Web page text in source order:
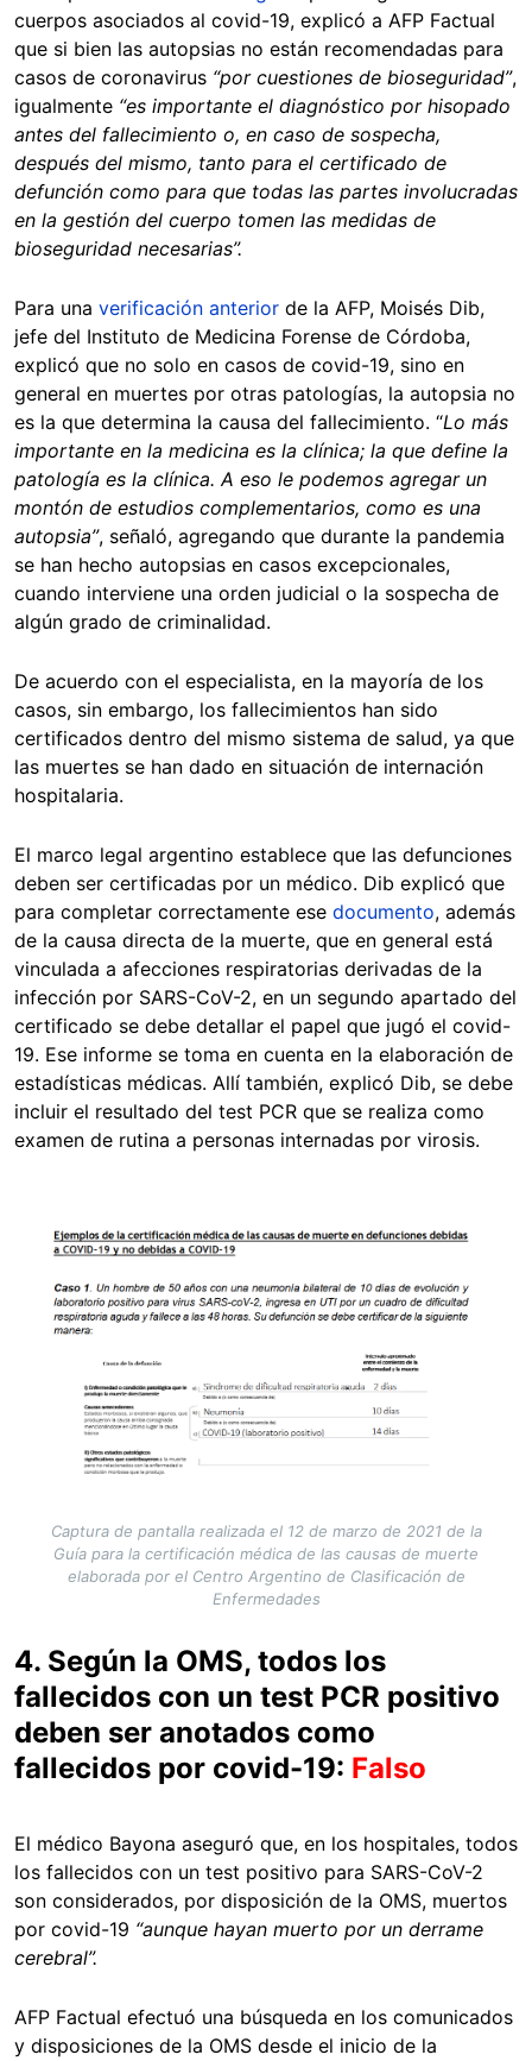
cuerpos asociados al covid-19, explicó a AFP Factual
que si bien las autopsias no están recomendadas para
casos de coronavirus “por cuestiones de bioseguridad”,
igualmente “es importante el diagnóstico por hisopado
antes del fallecimiento o, en caso de sospecha,
después del mismo, tanto para el certificado de
defunción como para que todas las partes involucradas
en la gestión del cuerpo tomen las medidas de
bioseguridad necesarias”.
Para una verificación anterior de la AFP, Moisés Dib,
jefe del Instituto de Medicina Forense de Córdoba,
explicó que no solo en casos de covid-19, sino en
general en muertes por otras patologías, la autopsia no
es la que determina la causa del fallecimiento. “Lo más
importante en la medicina es la clínica; la que define la
patología es la clínica. A eso le podemos agregar un
montón de estudios complementarios, como es una
autopsia”, señaló, agregando que durante la pandemia
se han hecho autopsias en casos excepcionales,
cuando interviene una orden judicial o la sospecha de
algún grado de criminalidad.
De acuerdo con el especialista, en la mayoría de los
casos, sin embargo, los fallecimientos han sido
certificados dentro del mismo sistema de salud, ya que
las muertes se han dado en situación de internación
hospitalaria.
El marco legal argentino establece que las defunciones
deben ser certificadas por un médico. Dib explicó que
para completar correctamente ese documento, además
de la causa directa de la muerte, que en general está
vinculada a afecciones respiratorias derivadas de la
infección por SARS-CoV-2, en un segundo apartado del
certificado se debe detallar el papel que jugó el covid-
19. Ese informe se toma en cuenta en la elaboración de
estadísticas médicas. Allí también, explicó Dib, se debe
incluir el resultado del test PCR que se realiza como
examen de rutina a personas internadas por virosis.
Image
Captura de pantalla realizada el 12 de marzo de 2021 de la
Guía para la certificación médica de las causas de muerte
elaborada por el Centro Argentino de Clasificación de
Enfermedades
4. Según la OMS, todos los
fallecidos con un test PCR positivo
deben ser anotados como
fallecidos por covid-19: Falso
El médico Bayona aseguró que, en los hospitales, todos
los fallecidos con un test positivo para SARS-CoV-2
son considerados, por disposición de la OMS, muertos
por covid-19 “aunque hayan muerto por un derrame
cerebral”.
AFP Factual efectuó una búsqueda en los comunicados
y disposiciones de la OMS desde el inicio de la